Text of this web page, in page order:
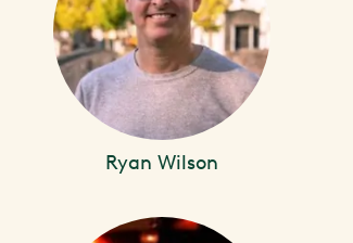
Ryan Wilson